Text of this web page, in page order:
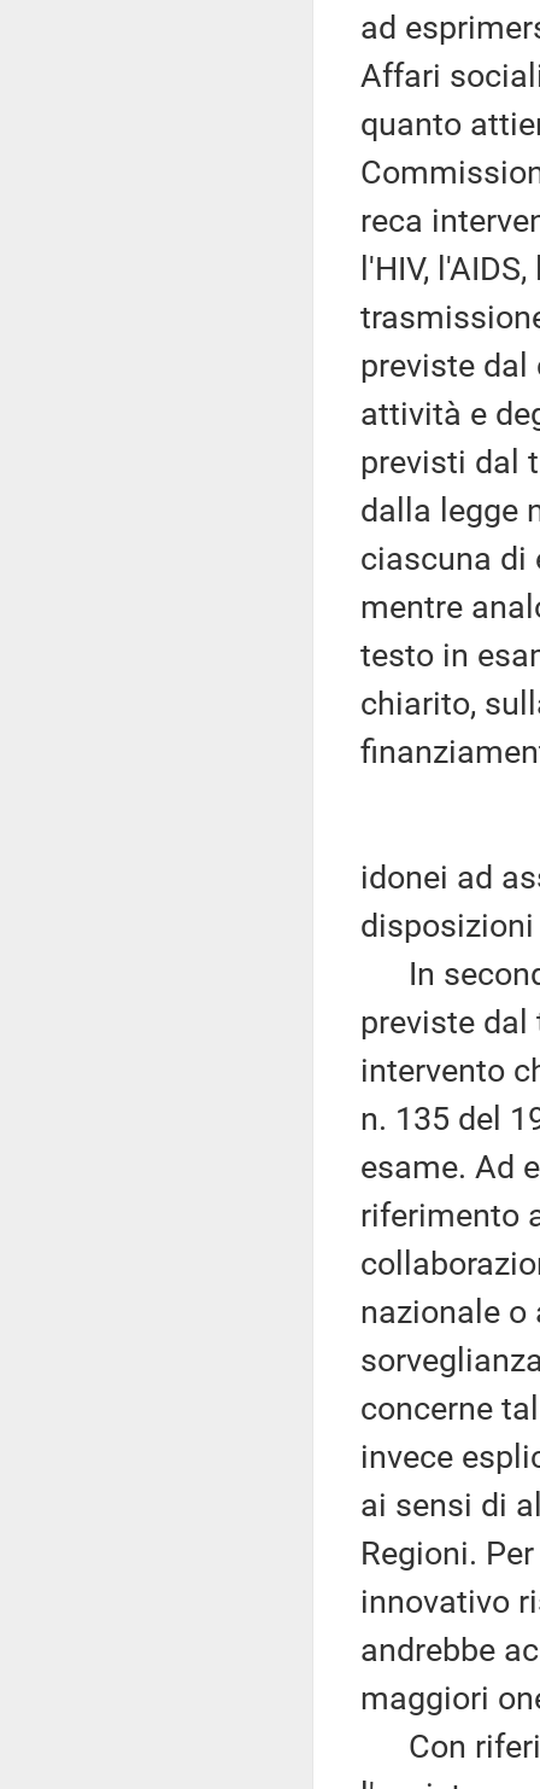
ad
Affari
quanto
reca
l'HIV,
previste dal
attività e
previsti dal
dalla legge
ciascuna di
mentre
testo in
chiarito,
idonei ad
In
previste dal
intervento
n. 135 del
esame. Ad
riferimento
nazionale o
concerne
invece
ai sensi di
Regioni.
innovativo
andrebbe
maggiori
Con